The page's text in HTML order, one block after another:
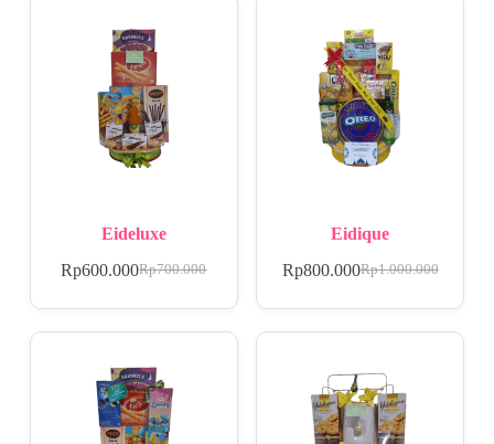
Eideluxe
Rp700.000
Rp600.000
Eidique
Rp1.000.000
Rp800.000